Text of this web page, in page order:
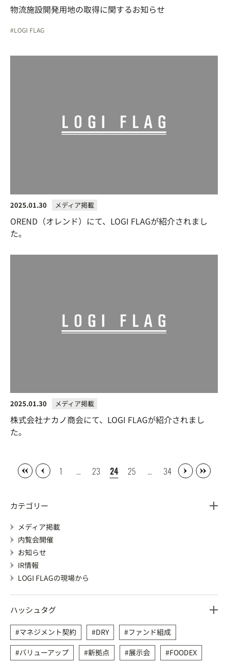
物流施設開発用地の取得に関するお知らせ
LOGI FLAG
2025.01.30 メディア掲載
OREND（オレンド）にて、LOGI FLAGが紹介されまし
た。
2025.01.30 メディア掲載
株式会社ナカノ商会にて、LOGI FLAGが紹介されまし
た。
1 … 23 24 25 … 34
カテゴリー
メディア掲載
内覧会開催
お知らせ
IR情報
LOGI FLAGの現場から
ハッシュタグ
マネジメント契約 DRY
ファンド組成
バリューアップ
新拠点 展示会
FOODEX